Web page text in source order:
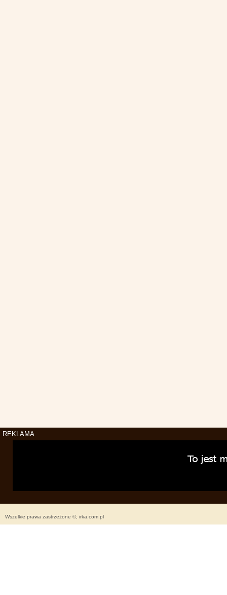
REKLAMA
Wszelkie prawa zastrzeżone ©, irka.com.pl